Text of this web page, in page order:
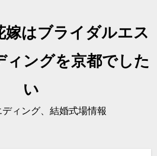
嫁はブライダルエス
ィングを京都でした
い
ィング、結婚式場情報